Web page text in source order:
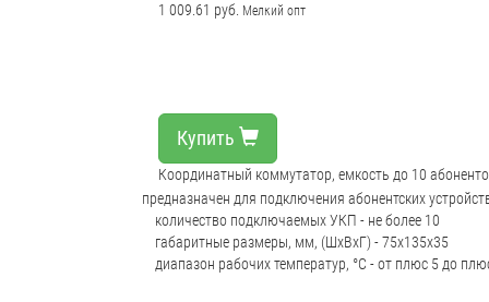
1 009.61 руб. Мелкий опт
Купить
Координатный коммутатор, емкость до 10
предназначен для подключения абонентских
количество подключаемых УКП - не более 10
габаритные размеры, мм, (ШхВхГ) - 75х135х35
диапазон рабочих температур, °С - от плюс 5 до